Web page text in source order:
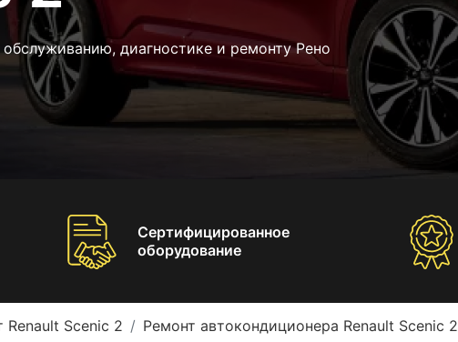
диагностике и ремонту Рено
Сертифицированное
оборудование
Renault Scenic 2 Ремонт автокондиционера Renault Scenic 2